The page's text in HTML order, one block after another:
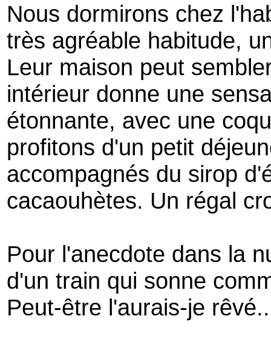
Nous dormirons chez
très agréable habitude,
Leur maison peut
intérieur donne une
étonnante, avec une
profitons d'un petit
accompagnés du sirop
cacaouhètes. Un régal
Pour l'anecdote dans la
d'un train qui sonne
Peut-être l'aurais-je